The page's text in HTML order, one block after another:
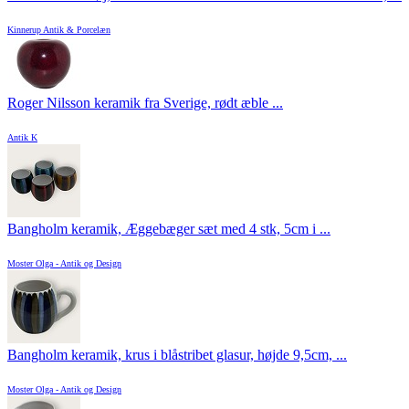
Kinnerup Antik & Porcelæn
Roger Nilsson keramik fra Sverige, rødt æble ...
Antik K
Bangholm keramik, Æggebæger sæt med 4 stk, 5cm i ...
Moster Olga - Antik og Design
Bangholm keramik, krus i blåstribet glasur, højde 9,5cm, ...
Moster Olga - Antik og Design